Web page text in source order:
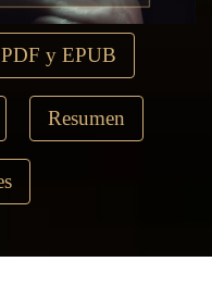
y EPUB
Resumen